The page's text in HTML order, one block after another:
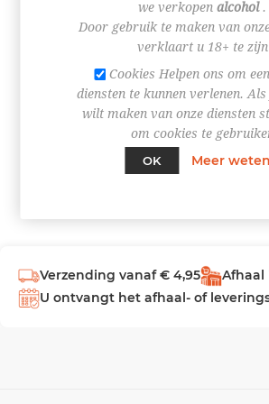
INLOGGEN
Verzending vanaf € 4,95
Afhaal
U ontvangt het afhaal- of
we verkopen alcohol.
Door gebruik te maken van
verklaart u 18+ te zijn
Cookies Helpen ons om
diensten te kunnen verlenen.
wilt maken van onze diensten
om cookies te
OK
Meer weten